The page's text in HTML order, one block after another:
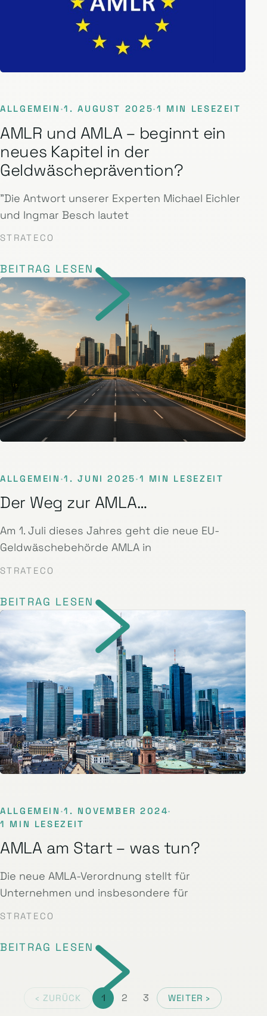
ALLGEMEIN ·1. AUGUST 2025·1 MIN LESEZEIT
AMLR und AMLA – beginnt ein
neues Kapitel in der
Geldwäscheprävention?
"Die Antwort unserer Experten Michael Eichler
und Ingmar Besch lautet
STRATECO
BEITRAG LESEN
ALLGEMEIN ·1. JUNI 2025·1 MIN LESEZEIT
Der Weg zur AMLA…
Am 1. Juli dieses Jahres geht die neue EU-
Geldwäschebehörde AMLA in
STRATECO
BEITRAG LESEN
ALLGEMEIN ·1. NOVEMBER 2024·
1 MIN LESEZEIT
AMLA am Start – was tun?
Die neue AMLA-Verordnung stellt für
Unternehmen und insbesondere für
STRATECO
BEITRAG LESEN
‹ ZURÜCK 1 2 3 WEITER ›